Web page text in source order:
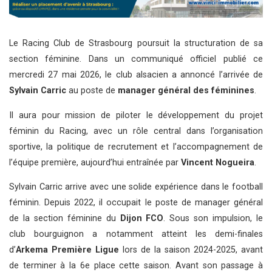
Le Racing Club de Strasbourg poursuit la structuration de sa
section féminine. Dans un communiqué officiel publié ce
mercredi 27 mai 2026, le club alsacien a annoncé l’arrivée de
Sylvain Carric au poste de manager général des féminines.
Il aura pour mission de piloter le développement du projet
féminin du Racing, avec un rôle central dans l’organisation
sportive, la politique de recrutement et l’accompagnement de
l’équipe première, aujourd’hui entraînée par Vincent Nogueira.
Sylvain Carric arrive avec une solide expérience dans le football
féminin. Depuis 2022, il occupait le poste de manager général
de la section féminine du
Dijon FCO. Sous son impulsion, le
club bourguignon a notamment atteint les demi-finales
d’Arkema Première Ligue lors de la saison 2024-2025, avant
de terminer à la 6e place cette saison. Avant son passage à